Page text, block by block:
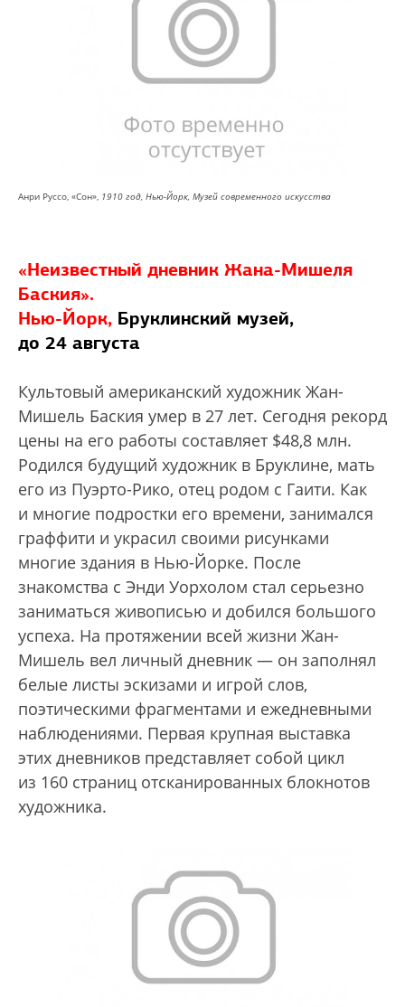
Анри Руссо, «Сон», 1910 год, Нью-Йорк, Музей современного искусства
«Неизвестный дневник Жана-Мишеля
Баския».
Нью-Йорк, Бруклинский музей,
до 24 августа
Культовый американский художник Жан-
Мишель Баския умер в 27 лет. Сегодня рекорд
цены на его работы составляет $48,8 млн.
Родился будущий художник в Бруклине, мать
его из Пуэрто-Рико, отец родом с Гаити. Как
и многие подростки его времени, занимался
граффити и украсил своими рисунками
многие здания в Нью-Йорке. После
знакомства с Энди Уорхолом стал серьезно
заниматься живописью и добился большого
успеха. На протяжении всей жизни Жан-
Мишель вел личный дневник — он заполнял
белые листы эскизами и игрой слов,
поэтическими фрагментами и ежедневными
наблюдениями. Первая крупная выставка
этих дневников представляет собой цикл
из 160 страниц отсканированных блокнотов
художника.